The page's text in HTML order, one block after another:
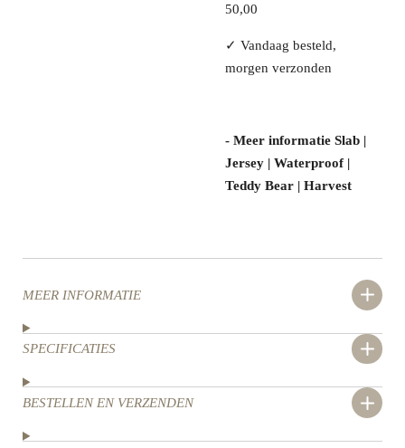
50,00
✓ Vandaag besteld,
morgen verzonden
- Meer informatie Slab |
Jersey | Waterproof |
Teddy Bear | Harvest
MEER INFORMATIE
SPECIFICATIES
BESTELLEN EN VERZENDEN